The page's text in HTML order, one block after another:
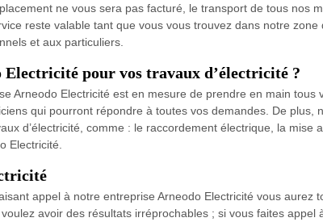
ne vous sera pas facturé, le transport de tous nos
reste valable tant que vous vous trouvez dans notre zone
et aux particuliers.
Electricité pour vos travaux d’électricité ?
Arneodo Electricité est en mesure de prendre en main tous
qui pourront répondre à toutes vos demandes. De plus,
d’électricité, comme : le raccordement électrique, la
Electricité.
appel à notre entreprise Arneodo Electricité vous
avoir des résultats irréprochables ; si vous faites